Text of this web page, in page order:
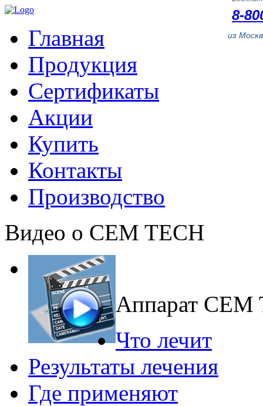
8-
из
Главная
Продукция
Сертификаты
Акции
Купить
Контакты
Производство
Видео о CEM TECH
Аппарат CEM
Что лечит
Результаты лечения
Где применяют